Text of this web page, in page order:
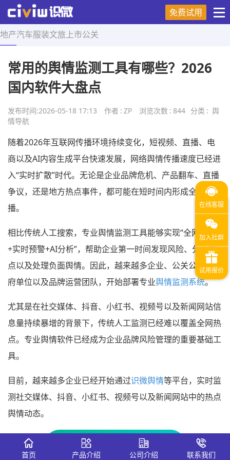
免费试用
地产汽车服装文旅 上市公关
首页 > 舆情导航 > 正文
常用的舆情监测工具有哪些？2026
国内软件大盘点
发布时间:2026-05-18 17:13 作者 : ZP 浏览次数 : 844 分类 : 舆
情导航
随着2026年互联网传播环境持续变化，短视频、直播、电
商以及AI内容生成平台快速发展，网络舆情传播速度已经进
入“实时扩散”时代。无论是企业品牌危机、产品翻车、直播
争议，还是地方热点事件，都可能在短时间内形成全网传
播。
相比传统人工搜索，专业舆情监测工具能够实现“全网采集
+实时预警+AI分析”，帮助企业第一时间发现风险、分析热
点以及处理负面舆情。因此，越来越多企业、公关公司、政
府单位以及品牌运营团队，开始部署专业舆情监测系统。
尤其是在社交媒体、抖音、小红书、视频号以及新闻网站信
息量持续暴增的背景下，传统人工监测已经难以覆盖全网热
点。专业舆情软件已经成为企业品牌风险管理的重要基础工
具。
目前，越来越多企业已经开始通过识微舆情等平台，实时监
测社交媒体、抖音、小红书、视频号以及新闻网站中的热点
舆情动态。
免费试用全网舆情监测系统 →
首页 产品介绍 公司介绍 联系我们